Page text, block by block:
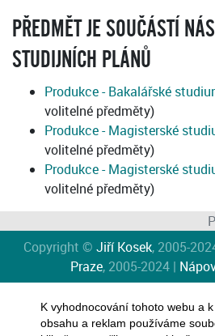
PŘEDMĚT JE SOUČÁSTÍ
STUDIJNÍCH PLÁNŮ
Produkce - Bakalářské
volitelné předměty)
Produkce - Magisterské
volitelné předměty)
Produkce - Magisterské
volitelné předměty)
Copyright © Jiří Kosek, 2005-
Praze, 2005-2024 |
K vyhodnocování tohoto webu a
obsahu a reklam používáme